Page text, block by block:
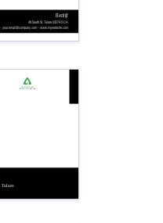
your.email@company.com - www.mywebsite.com
48 South St. Tulare 93274.0 CA
Bedrijf
Tulare
Bedrijfsnaam
Bedrijfs tagline